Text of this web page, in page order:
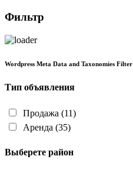
Фильтр
Wordpress Meta Data and Taxonomies Filter
Тип объявления
Продажа (11)
Аренда (35)
Выберете район